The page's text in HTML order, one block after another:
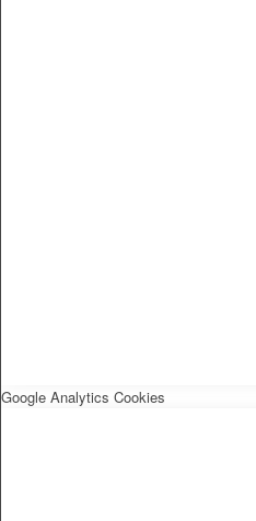
Google Analytics Cookies